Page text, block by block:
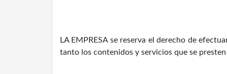
LA EMPRESA se reserva el derecho de
tanto los contenidos y servicios que se